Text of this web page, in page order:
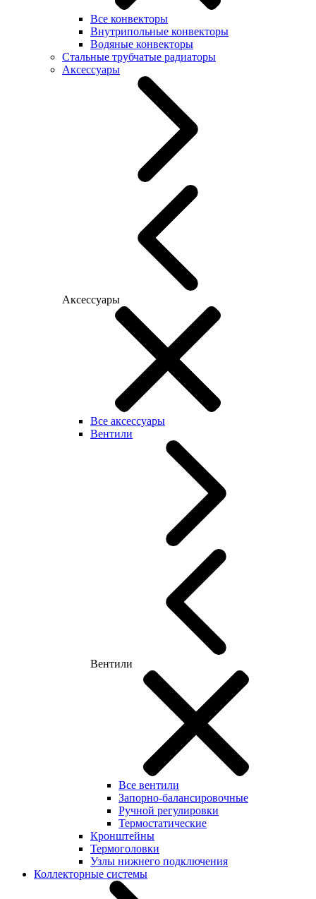
Все конвекторы
Внутрипольные конвекторы
Водяные конвекторы
Стальные трубчатые радиаторы
Аксессуары
Аксессуары
Все аксессуары
Вентили
Вентили
Все вентили
Запорно-балансировочные
Ручной регулировки
Термостатические
Кронштейны
Термоголовки
Узлы нижнего подключения
Коллекторные системы